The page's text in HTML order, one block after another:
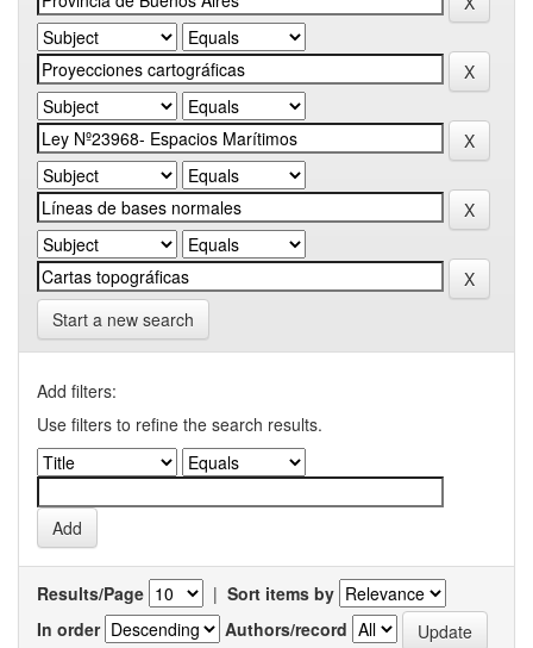
Start a new search
Add filters:
Use filters to refine the search results.
Results/Page | Sort items by
In order
Authors/record